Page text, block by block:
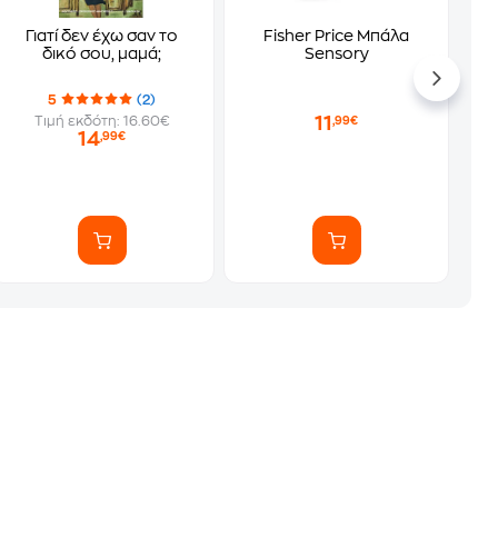
Γιατί δεν έχω σαν το
δικό σου, μαμά;
5
(2)
Τιμή εκδότη: 16.60€
14,99€
Fisher Price Μπάλα
Sensory
11,99€